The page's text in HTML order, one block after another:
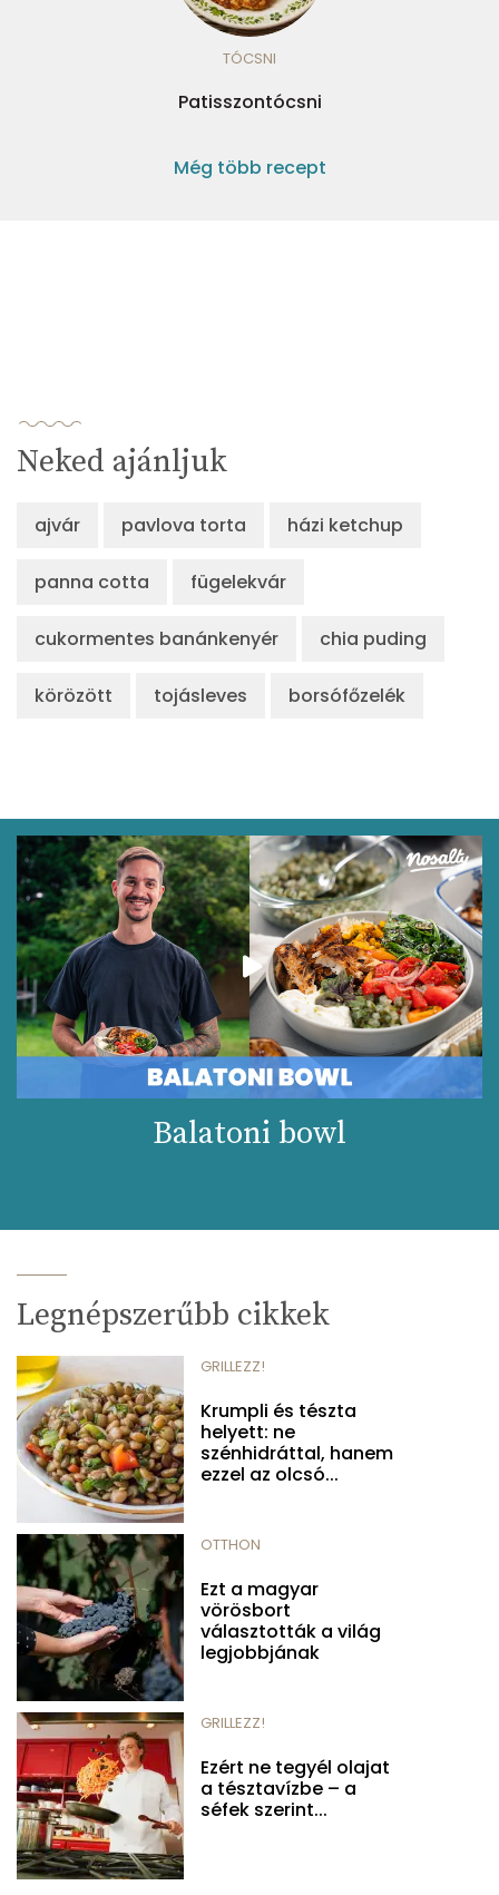
TÓCSNI
Patisszontócsni
Még több recept
Neked ajánljuk
ajvár pavlova torta házi ketchup
panna cotta fügelekvár
cukormentes banánkenyér chia puding
körözött tojásleves borsófőzelék
Balatoni bowl
Legnépszerűbb cikkek
GRILLEZZ!
Krumpli és tészta
helyett: ne
szénhidráttal, hanem
ezzel az olcsó...
OTTHON
Ezt a magyar
vörösbort
választották a világ
legjobbjának
GRILLEZZ!
Ezért ne tegyél olajat
a tésztavízbe – a
séfek szerint...